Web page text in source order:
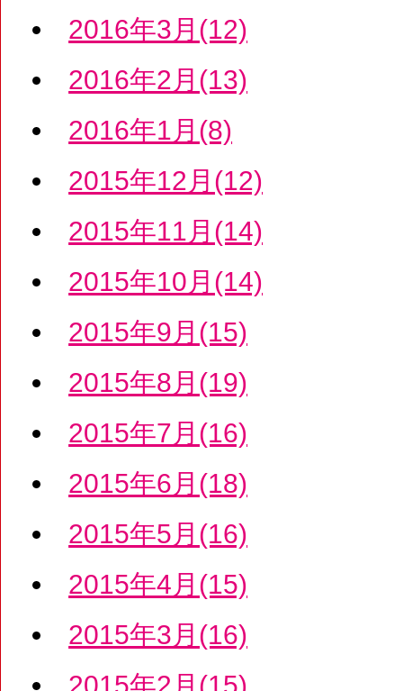
2016年3月(12)
2016年2月(13)
2016年1月(8)
2015年12月(12)
2015年11月(14)
2015年10月(14)
2015年9月(15)
2015年8月(19)
2015年7月(16)
2015年6月(18)
2015年5月(16)
2015年4月(15)
2015年3月(16)